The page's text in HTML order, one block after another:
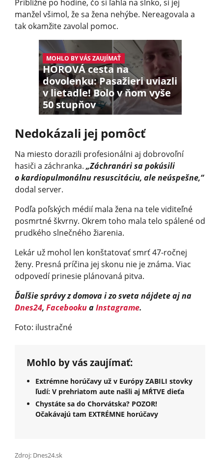
Približne po hodine, čo si ľahla na slnko, si jej
manžel všimol, že sa žena nehýbe. Nereagovala a
tak okamžite zavolal pomoc.
MOHLO BY VÁS ZAUJÍMAŤ
HOROVÁ cesta na
dovolenku: Pasažieri uviazli
v lietadle! Bolo v ňom vyše
50 stupňov
Nedokázali jej pomôcť
Na miesto dorazili profesionálni aj dobrovoľní
hasiči a záchranka. „Záchranári sa pokúsili
o kardiopulmonálnu resuscitáciu, ale neúspešne,“
dodal server.
Podľa poľských médií mala žena na tele viditeľné
posmrtné škvrny. Okrem toho mala telo spálené od
prudkého slnečného žiarenia.
Lekár už mohol len konštatovať smrť 47-ročnej
ženy. Presná príčina jej skonu nie je známa. Viac
odpovedí prinesie plánovaná pitva.
Ďalšie správy z domova i zo sveta nájdete aj na
Dnes24, FacebookuaInstagrame.
Foto: ilustračné
Mohlo by vás zaujímať:
Extrémne horúčavy už v Európy ZABILI stovky
ľudí: V prehriatom aute našli aj MŔTVE dieťa
Chystáte sa do Chorvátska? POZOR!
Očakávajú tam EXTRÉMNE horúčavy
Zdroj: Dnes24.sk